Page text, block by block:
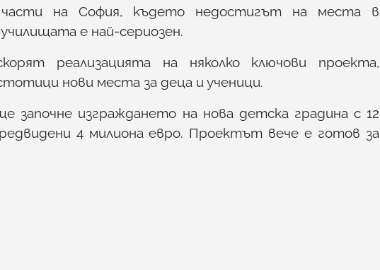
на София, където недостигът на места в
е най-сериозен.
реализацията на няколко ключови проекта,
нови места за деца и ученици.
започне изграждането на нова детска градина с 12
4 милиона евро. Проектът вече е готов за